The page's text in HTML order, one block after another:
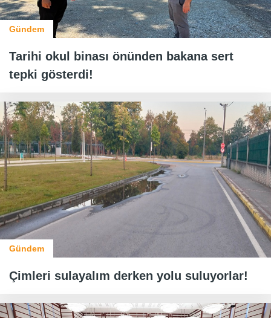
Gündem
Tarihi okul binası önünden bakana sert
tepki gösterdi!
Gündem
Çimleri sulayalım derken yolu suluyorlar!